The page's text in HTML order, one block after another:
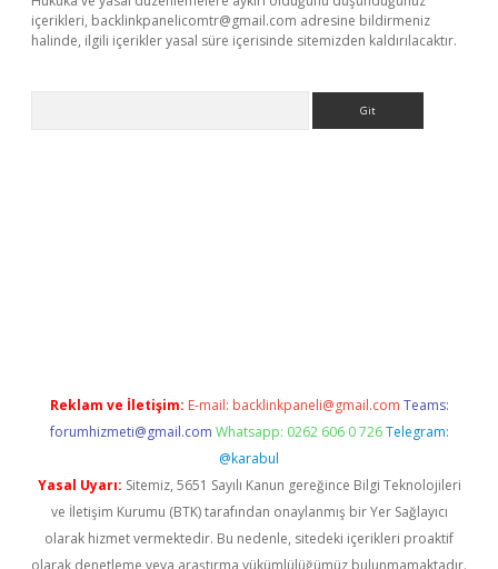
içerikleri, backlinkpanelicomtr@gmail.com adresine bildirmeniz
halinde, ilgili içerikler yasal süre içerisinde sitemizden kaldırılacaktır.
Reklam ve İletişim: E-mail: backlinkpaneli@gmail.com Teams:
forumhizmeti@gmail.com Whatsapp: 0262 606 0 726 Telegram:
@karabul
Yasal Uyarı: Sitemiz, 5651 Sayılı Kanun gereğince Bilgi Teknolojileri
ve İletişim Kurumu (BTK) tarafından onaylanmış bir Yer Sağlayıcı
olarak hizmet vermektedir. Bu nedenle, sitedeki içerikleri proaktif
olarak denetleme veya araştırma yükümlülüğümüz bulunmamaktadır.